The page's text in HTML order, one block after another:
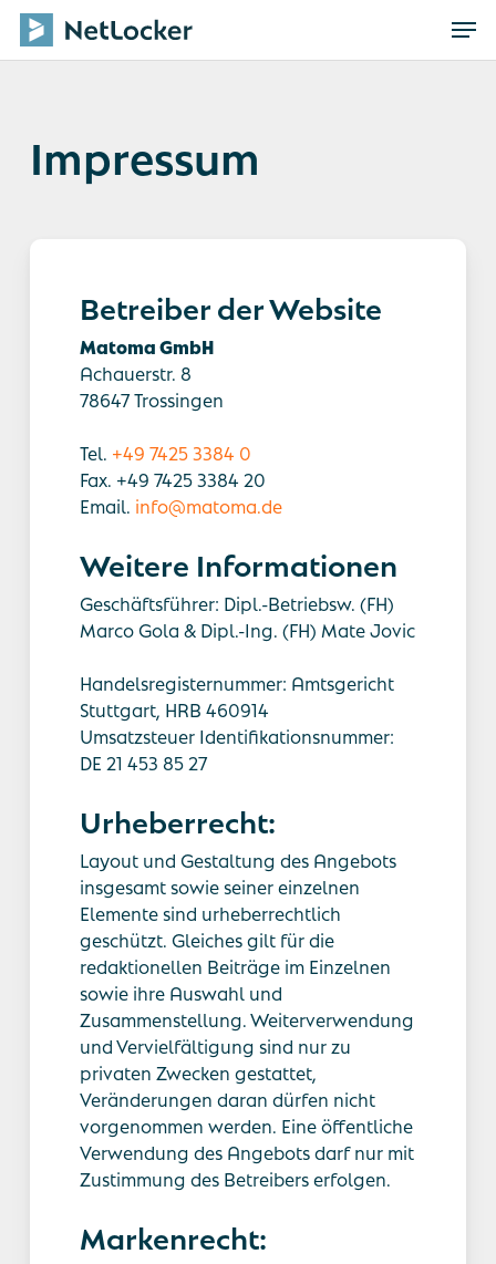
Skip
main
Impressum
Betreiber der Website
Matoma GmbH
Achauerstr. 8
78647 Trossingen
Tel. +49 7425 3384 0
Fax. +49 7425 3384 20
Email. info@matoma.de
Weitere Informationen
Geschäftsführer: Dipl.-Betriebsw. (FH)
Marco Gola & Dipl.-Ing. (FH) Mate Jovic
Handelsregisternummer: Amtsgericht
Stuttgart, HRB 460914
Umsatzsteuer Identifikationsnummer:
DE 21 453 85 27
Urheberrecht:
Layout und Gestaltung des Angebots
insgesamt sowie seiner einzelnen
Elemente sind urheberrechtlich
geschützt. Gleiches gilt für die
redaktionellen Beiträge im Einzelnen
sowie ihre Auswahl und
Zusammenstellung. Weiterverwendung
und Vervielfältigung sind nur zu
privaten Zwecken gestattet,
Veränderungen daran dürfen nicht
vorgenommen werden. Eine öffentliche
Verwendung des Angebots darf nur mit
Zustimmung des Betreibers erfolgen.
Markenrecht: